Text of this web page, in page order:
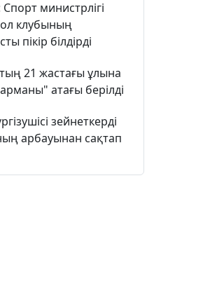
министрлігі
клубының
пікір білдірді
21 жастағы ұлына
атағы берілді
зейнеткерді
арбауынан сақтап